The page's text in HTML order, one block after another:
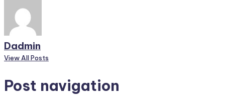
Dadmin
View All Posts
Post navigation